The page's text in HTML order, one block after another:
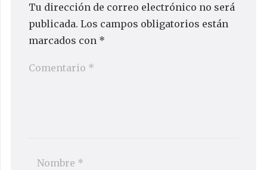
Tu dirección de correo electrónico no será
publicada. Los campos obligatorios están
marcados con *